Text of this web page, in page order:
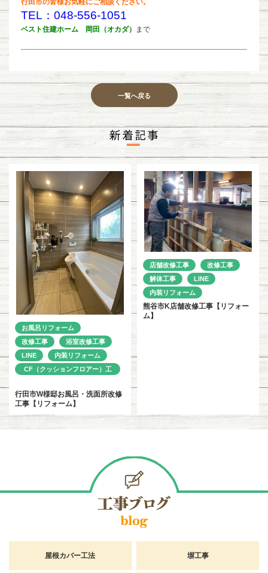
TEL：048-556-1051
ベスト住建ホーム 岡田（オカダ） まで
一覧へ戻る
お風呂リフォーム
改修工事
浴室改修工事
LINE
内装リフォーム
CF（クッションフロアー）工
行田市W様邸お風呂・洗面所改修
工事【リフォーム】
店舗改修工事
改修工事
解体工事
LINE
内装リフォーム
熊谷市K店舗改修工事【リフォー
ム】
屋根カバー工法 塀工事